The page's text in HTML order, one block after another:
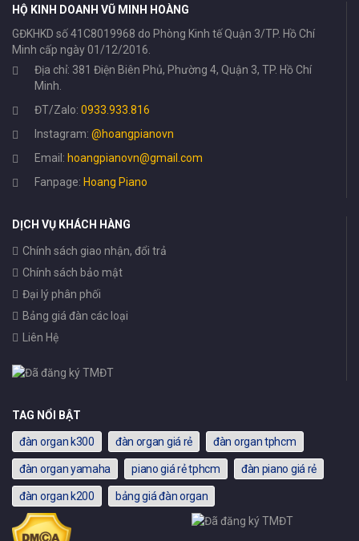
HỘ KINH DOANH VŨ MINH HOÀNG
GĐKHKD số 41C8019968 do Phòng Kinh tế Quận 3/TP. Hồ Chí
Minh cấp ngày 01/12/2016.
Địa chỉ: 381 Điện Biên Phủ, Phường 4, Quận 3, TP. Hồ Chí
Minh.
ĐT/Zalo: 0933.933.816
Instagram: @hoangpianovn
Email: hoangpianovn@gmail.com
Fanpage: Hoang Piano
DỊCH VỤ KHÁCH HÀNG
Chính sách giao nhận, đổi trả
Chính sách bảo mật
Đại lý phân phối
Bảng giá đàn các loại
Liên Hệ
TAG NỔI BẬT
đàn organ k300 đàn organ giá rẻ đàn organ tphcm
đàn organ yamaha piano giá rẻ tphcm đàn piano giá rẻ
đàn organ k200 bảng giá đàn organ